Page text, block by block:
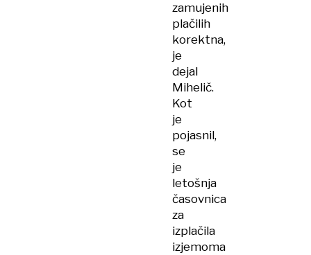
zamujenih
plačilih
korektna,
je
dejal
Mihelič.
Kot
je
pojasnil,
se
je
letošnja
časovnica
za
izplačila
izjemoma